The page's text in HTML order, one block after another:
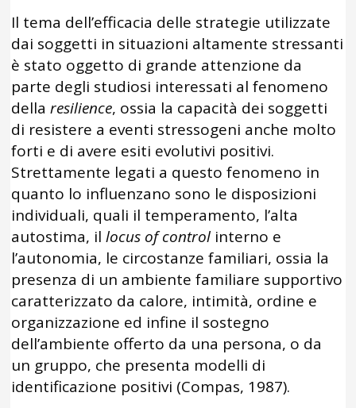
Il tema dell’efficacia delle strategie utilizzate
dai soggetti in situazioni altamente stressanti
è stato oggetto di grande attenzione da
parte degli studiosi interessati al fenomeno
dellaresilience, ossia la capacità dei soggetti
di resistere a eventi stressogeni anche molto
forti e di avere esiti evolutivi positivi.
Strettamente legati a questo fenomeno in
quanto lo influenzano sono le disposizioni
individuali, quali il temperamento, l’alta
autostima, illocus of control interno e
l’autonomia, le circostanze familiari, ossia la
presenza di un ambiente familiare supportivo
caratterizzato da calore, intimità, ordine e
organizzazione ed infine il sostegno
dell’ambiente offerto da una persona, o da
un gruppo, che presenta modelli di
identificazione positivi (Compas, 1987).